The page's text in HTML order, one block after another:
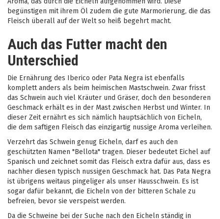
begünstigen mit ihrem Öl zudem die gute Marmorierung, die das
Fleisch überall auf der Welt so heiß begehrt macht.
Auch das Futter macht den
Unterschied
Die Ernährung des Iberico oder Pata Negra ist ebenfalls
komplett anders als beim heimischen Mastschwein. Zwar frisst
das Schwein auch viel Kräuter und Gräser, doch den besonderen
Geschmack erhält es in der Mast zwischen Herbst und Winter. In
dieser Zeit ernährt es sich nämlich hauptsächlich von Eicheln,
die dem saftigen Fleisch das einzigartig nussige Aroma verleihen.
Verzehrt das Schwein genug Eicheln, darf es auch den
geschützten Namen "Bellota" tragen. Dieser bedeutet Eichel auf
Spanisch und zeichnet somit das Fleisch extra dafür aus, dass es
nachher diesen typisch nussigen Geschmack hat. Das Pata Negra
ist übrigens weitaus pingeliger als unser Hausschwein. Es ist
sogar dafür bekannt, die Eicheln von der bitteren Schale zu
befreien, bevor sie verspeist werden.
Da die Schweine bei der Suche nach den Eicheln ständig in